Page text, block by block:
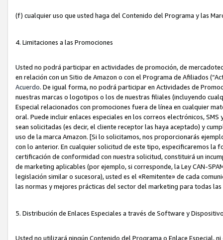
(f) cualquier uso que usted haga del Contenido del Programa y las
4. Limitaciones a las Promociones
Usted no podrá participar en actividades de promoción, de
en relación con un Sitio de Amazon o con el Programa de Afiliados
Acuerdo. De igual forma, no podrá participar en Actividades de
nuestras marcas o logotipos o los de nuestras filiales (incluyendo
Especial relacionados con promociones fuera de línea en cualquier
oral. Puede incluir enlaces especiales en los correos electrónicos,
sean solicitadas (es decir, el cliente receptor las haya aceptado) y
uso de la marca Amazon. [Si lo solicitamos, nos proporcionarás
con lo anterior. En cualquier solicitud de este tipo, especificaremos
certificación de conformidad con nuestra solicitud, constituirá un
de marketing aplicables (por ejemplo, si corresponde, la Ley CAN-
legislación similar o sucesora), usted es el «Remitente» de cada
las normas y mejores prácticas del sector del marketing para todas
5. Distribución de Enlaces Especiales a través de Software y
Usted no utilizará ningún Contenido del Programa o Enlace Especial,